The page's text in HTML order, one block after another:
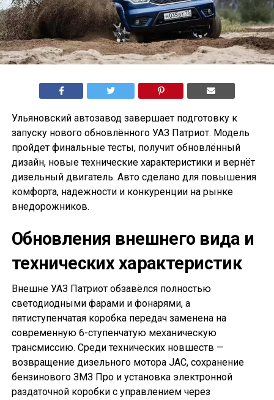
Ульяновский автозавод завершает подготовку к
запуску нового обновлённого УАЗ Патриот. Модель
пройдет финальные тесты, получит обновлённый
дизайн, новые технические характеристики и вернёт
дизельный двигатель. Авто сделано для повышения
комфорта, надежности и конкуренции на рынке
внедорожников.
Обновления внешнего вида и
технических характеристик
Внешне УАЗ Патриот обзавёлся полностью
светодиодными фарами и фонарями, а
пятиступенчатая коробка передач заменена на
современную 6-ступенчатую механическую
трансмиссию. Среди технических новшеств —
возвращение дизельного мотора JAC, сохранение
бензинового ЗМЗ Про и установка электронной
раздаточной коробки с управлением через